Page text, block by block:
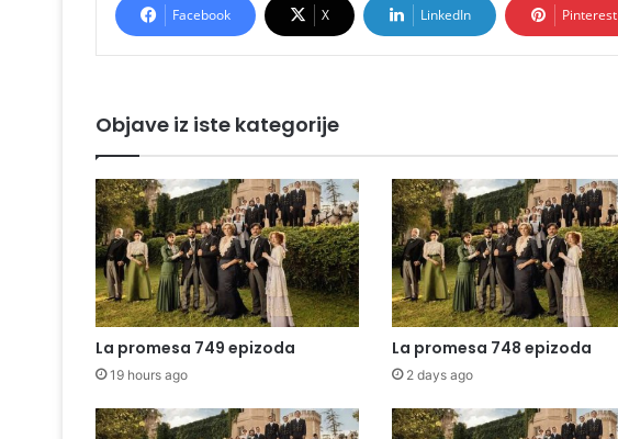
Facebook X LinkedIn Pinterest
Objave iz iste kategorije
La promesa 749 epizoda
19 hours ago
La promesa 748 epizoda
2 days ago